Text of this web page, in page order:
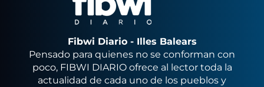
Fibwi Diario - Illes Balears
Pensado para quienes no se conforman con
poco, FIBWI DIARIO ofrece al lector toda la
actualidad de cada uno de los pueblos y